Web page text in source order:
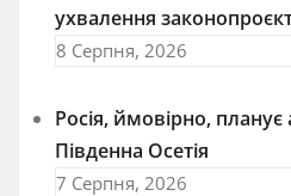
ухвалення
8 Серпня, 2026
Росія, ймовірно, планує
Південна Осетія
7 Серпня, 2026